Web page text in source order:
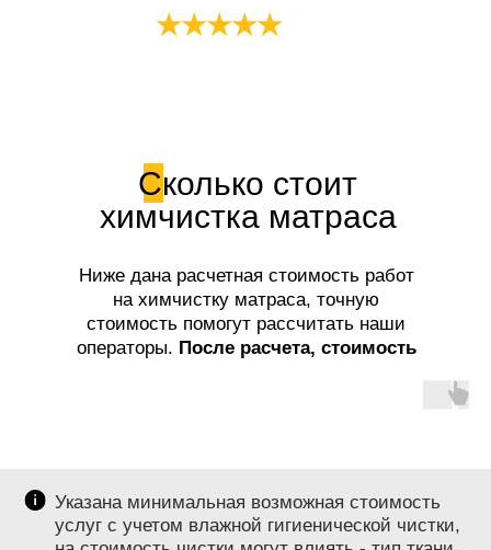
★★★★★
Сколько стоит
химчистка матраса
Ниже дана расчетная стоимость работ
на химчистку матраса, точную
стоимость помогут рассчитать наши
операторы. После расчета, стоимость
Указана минимальная возможная стоимость
услуг с учетом влажной гигиенической чистки,